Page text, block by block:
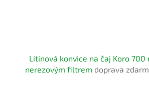
Litinová konvice na čaj Koro 700
nerezovým filtrem doprava